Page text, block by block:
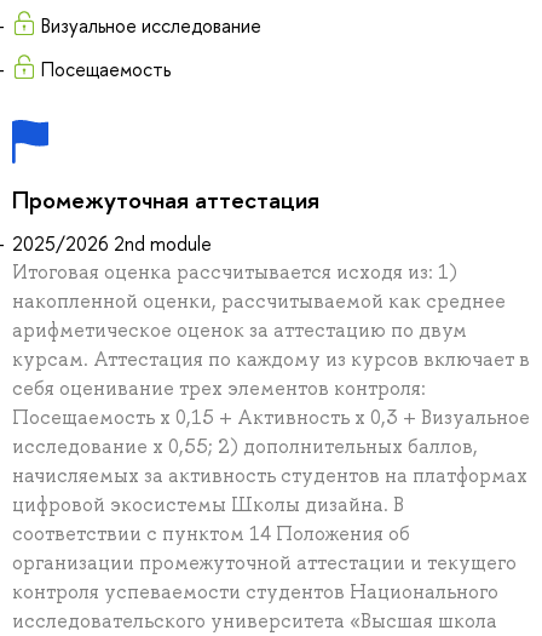
Визуальное исследование
Посещаемость
Промежуточная аттестация
2025/2026 2nd module
Итоговая оценка рассчитывается исходя из: 1)
накопленной оценки, рассчитываемой как среднее
арифметическое оценок за аттестацию по двум
курсам. Аттестация по каждому из курсов включает в
себя оценивание трех элементов контроля:
Посещаемость x 0,15 + Активность x 0,3 + Визуальное
исследование x 0,55; 2) дополнительных баллов,
начисляемых за активность студентов на платформах
цифровой экосистемы Школы дизайна. В
соответствии с пунктом 14 Положения об
организации промежуточной аттестации и текущего
контроля успеваемости студентов Национального
исследовательского университета «Высшая школа